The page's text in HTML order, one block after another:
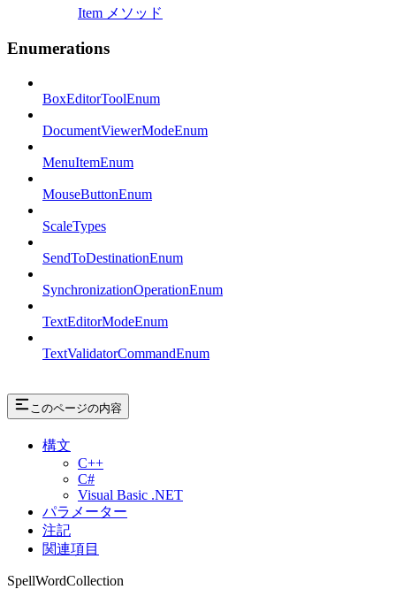
Item メソッド
Enumerations
BoxEditorToolEnum
DocumentViewerModeEnum
MenuItemEnum
MouseButtonEnum
ScaleTypes
SendToDestinationEnum
SynchronizationOperationEnum
TextEditorModeEnum
TextValidatorCommandEnum
このページの内容
構文
C++
C#
Visual Basic .NET
パラメーター
注記
関連項目
SpellWordCollection